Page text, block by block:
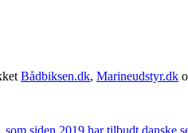
Bådbiksen.dk, Marineudstyr.dk
siden 2019 har tilbudt